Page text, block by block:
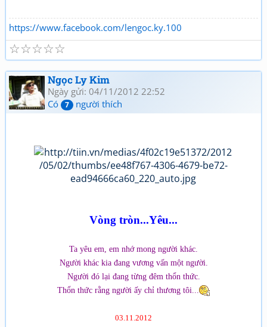
https://www.facebook.com/lengoc.ky.100
☆
☆
☆
☆
☆
Ngọc Ly Kim
Ngày gửi: 04/11/2012 22:52
Có
7 người thích
Vòng tròn...Yêu...
Ta yêu em, em nhớ mong người khác.
Người khác kia đang vương vấn một người.
Người đó lại đang từng đêm thổn thức.
Thổn thức rằng người ấy chỉ thương tôi...
03.11.2012